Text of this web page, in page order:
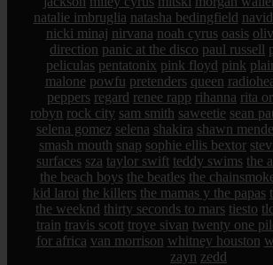
natalie imbruglia natasha bedingfield
nicki minaj nirvana noah cyrus oasis
direction panic at the disco paul russell
peliculas pentatonix pink floyd pink
malone powfu pretenders queen
peppers regard renee rapp rihanna rita
robyn rock city sam smith saweetie sean
selena gomez selena shakira shawn
smash mouth snap sophie ellis bextor
surfaces sza taylor swift teddy swims the
the beach boys the beatles the
kid laroi the killers the mamas y the papas
the weeknd thirty seconds to mars tiesto tlc
train travis scott troye sivan twenty one
for africa van morrison whitney houston
zayn zedd